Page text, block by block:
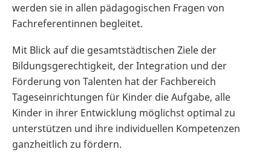
werden sie in allen pädagogischen Fragen von
Fachreferentinnen begleitet.
Mit Blick auf die gesamtstädtischen Ziele der
Bildungsgerechtigkeit, der Integration und der
Förderung von Talenten hat der Fachbereich
Tageseinrichtungen für Kinder die Aufgabe, alle
Kinder in ihrer Entwicklung möglichst optimal zu
unterstützen und ihre individuellen Kompetenzen
ganzheitlich zu fördern.